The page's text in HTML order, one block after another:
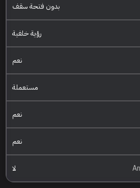
بدون فتحة سقف
رؤية خلفية
نعم
مستعملة
نعم
نعم
لا